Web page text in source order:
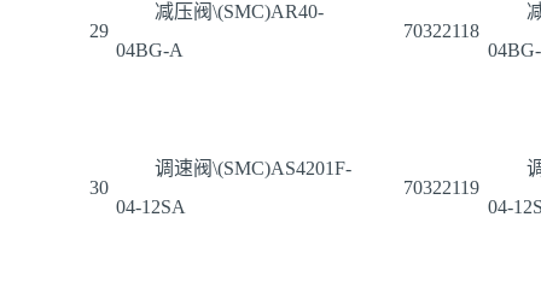
29
减压阀\(SMC)AR40-
04BG-A
70322118
30
调速阀\(SMC)AS4201F-
04-12SA
70322119
04-